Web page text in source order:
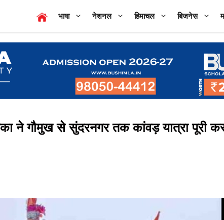
भाषा नेशनल हिमाचल बिजनेस
ने गौमुख से सुंदरनगर तक कांवड़ यात्रा पूरी